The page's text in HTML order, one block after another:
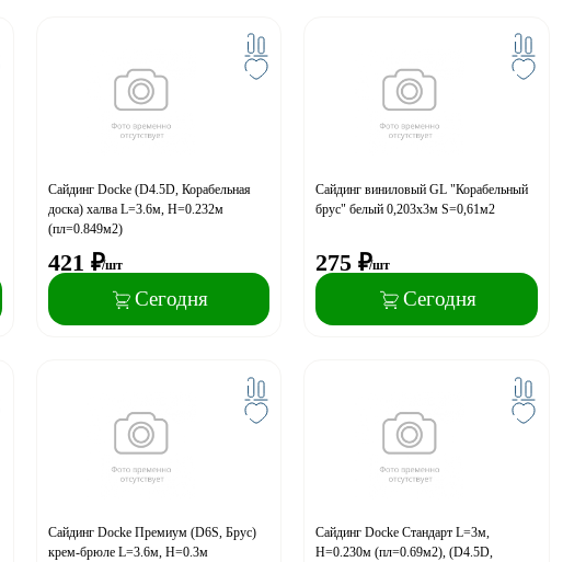
Сайдинг Docke (D4.5D, Корабельная
доска) халва L=3.6м, H=0.232м
(пл=0.849м2)
421 ₽/шт
Сегодня
Сайдинг виниловый GL "Корабельный
брус" белый 0,203х3м S=0,61м2
275 ₽/шт
Сегодня
Сайдинг Docke Премиум (D6S, Брус)
крем-брюле L=3.6м, H=0.3м
Сайдинг Docke Стандарт L=3м,
H=0.230м (пл=0.69м2), (D4.5D,